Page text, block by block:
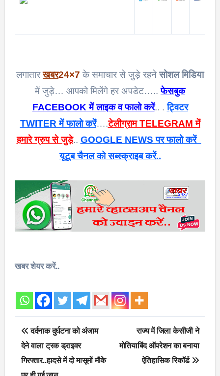
लगातारखबर24×7 के समाचार से जुड़े रहनेसोशल मिडिया
में जुड़े… आपको मिलेंगे हर अपडेट…..फेसबुक
FACEBOOK में लाइक व फालो करें.. .ट्विटर
TWITER में फालो करें….टेलीग्राम TELEGRAM में
हमारे ग्रुप से जुड़े.. GOOGLE NEWS पर फालो करें
यूटूब चैनल को सब्स्क्राइब करें..
खबर शेयर करें..
Post
navigation
दर्दनाक दुर्घटना को अंजाम
देने वाला ट्रक ड्राइवर
गिरफ्तार..हादसे में दो मासूमों मौके
राज्य में जिला केसीजी ने
मोतियाबिंद ऑपरेशन का बनाया
ऐतिहासिक रिकॉर्ड